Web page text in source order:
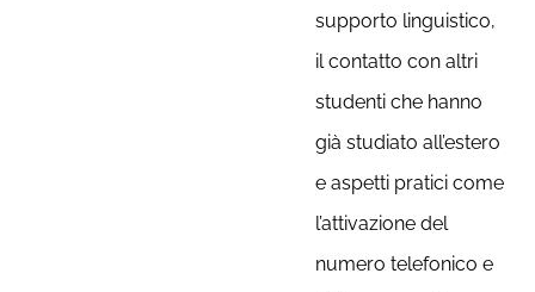
supporto linguistico,
il contatto con altri
studenti che hanno
già studiato all’estero
e aspetti pratici come
l’attivazione del
numero telefonico e